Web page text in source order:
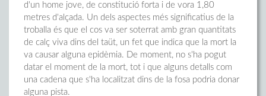
d'un home jove, de constitució forta i de vora 1,80
metres d'alçada. Un dels aspectes més significatius de la
troballa és que el cos va ser soterrat amb gran quantitats
de calç viva dins del taüt, un fet que indica que la mort la
va causar alguna epidèmia. De moment, no s'ha pogut
datar el moment de la mort, tot i que alguns detalls com
una cadena que s'ha localitzat dins de la fosa podria donar
alguna pista.